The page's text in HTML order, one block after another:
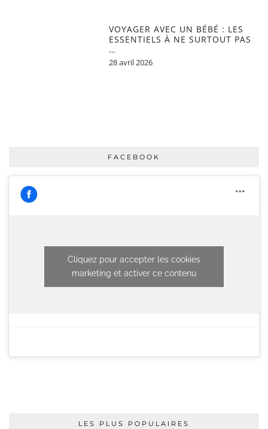
VOYAGER AVEC UN BÉBÉ : LES
ESSENTIELS À NE SURTOUT PAS
…
28 avril 2026
FACEBOOK
Cliquez pour accepter les cookies
marketing et activer ce contenu
LES PLUS POPULAIRES